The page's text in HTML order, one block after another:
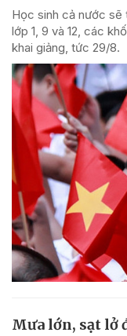
Học sinh cả nước sẽ
lớp 1, 9 và 12, các
khai giảng, tức 29/8.
Mưa lớn, sạt lở